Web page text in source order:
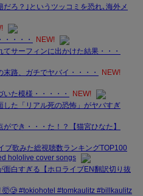
ろ？｣というツッコミを恐れ､海外メ
・・・・
NEW!
てサーフィンに出かけた結果・・・
末路、ガチでヤバイ・・・・
NEW!
いた模様・・・・・
NEW!
した「リアル死の恐怖」がヤバすぎ
でき・・・た！？【猫宮ひなた】
ブ歌みた総視聴数ランキングTOP100
hololive cover songs
面白すぎる【ホロライブEN翻訳切り抜
#tokiohotel #tomkaulitz #billkaulitz